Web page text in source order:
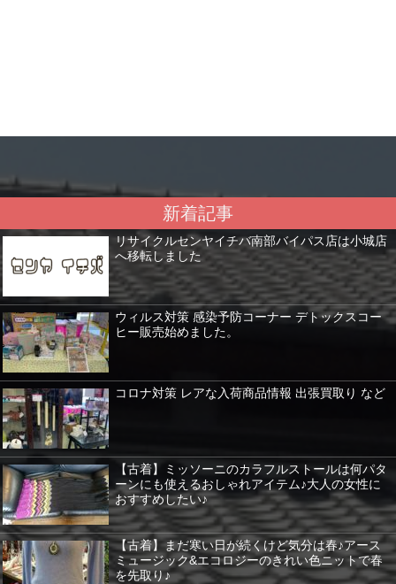
新着記事
リサイクルセンヤイチバ南部バイパス店は小城店
へ移転しました
ウィルス対策 感染予防コーナー デトックスコー
ヒー販売始めました。
コロナ対策 レアな入荷商品情報 出張買取り など
【古着】ミッソーニのカラフルストールは何パタ
ーンにも使えるおしゃれアイテム♪大人の女性に
おすすめしたい♪
【古着】まだ寒い日が続くけど気分は春♪アース
ミュージック&エコロジーのきれい色ニットで春
を先取り♪